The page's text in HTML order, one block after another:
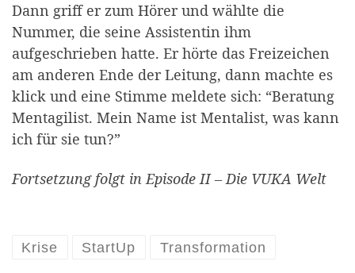
Dann griff er zum Hörer und wählte die
Nummer, die seine Assistentin ihm
aufgeschrieben hatte. Er hörte das Freizeichen
am anderen Ende der Leitung, dann machte es
klick und eine Stimme meldete sich: “Beratung
Mentagilist. Mein Name ist Mentalist, was kann
ich für sie tun?”
Fortsetzung folgt in Episode II – Die VUKA Welt
Krise StartUp Transformation